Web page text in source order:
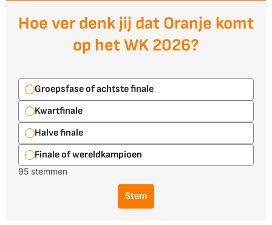
Hoe ver denk jij dat Oranje komt
op het WK 2026?
Groepsfase of achtste finale
Kwartfinale
Halve finale
Finale of wereldkampioen
95 stemmen
Stem